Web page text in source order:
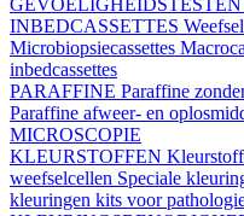
GEVOELIGHEIDSTESTEN
INBEDCASSETTES
Microbiopsiecassettes
inbedcassettes
PARAFFINE Paraffine
Paraffine afweer- en
MICROSCOPIE
KLEURSTOFFEN
weefselcellen Speciale
kleuringen kits voor